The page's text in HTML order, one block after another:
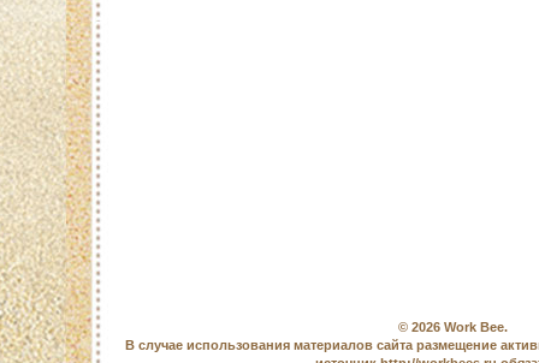
© 2026 Work Bee.
В случае использования материалов сайта размещение